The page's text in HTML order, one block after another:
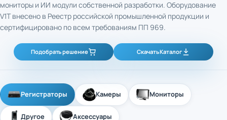
V1T внесено в Реестр российской промышленной продукции и
сертифицировано по всем требованиям ПП 969.
Подобрать решение Скачать Каталог